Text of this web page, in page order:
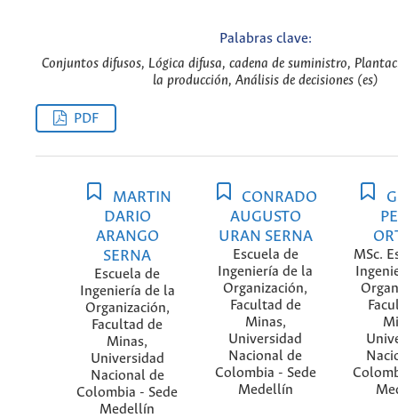
Palabras clave:
Conjuntos difusos, Lógica difusa, cadena de suministro,
la producción, Análisis de decisiones (es)
PDF
MARTIN
DARIO
ARANGO
SERNA
Escuela de
Ingeniería de la
Organización,
Facultad de
Minas,
Universidad
Nacional de
Colombia - Sede
Medellín
CONRADO
AUGUSTO
URAN SERNA
Escuela de
Ingeniería de la
Organización,
Facultad de
Minas,
Universidad
Nacional de
Colombia - Sede
Medellín
MSc.